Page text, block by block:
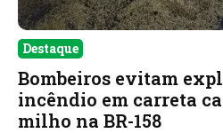
Destaque
Bombeiros evitam
incêndio em carreta
milho na BR-158